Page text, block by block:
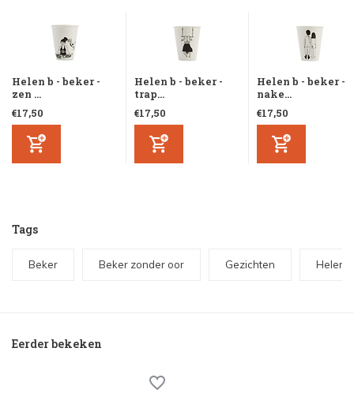
Helen b - beker -
zen ...
€17,50
Helen b - beker -
trap...
€17,50
Helen b - beker -
nake...
€17,50
Tags
Beker Beker zonder oor Gezichten Helen b
Eerder bekeken